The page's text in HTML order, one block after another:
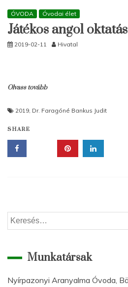
ÓVODA Óvodai élet
Játékos angol oktatás
2019-02-11 Hivatal
Olvass tovább
2019, Dr. Faragóné Bankus Judit
SHARE
Keresés:
Munkatársak
Nyírpazonyi Aranyalma Óvoda,